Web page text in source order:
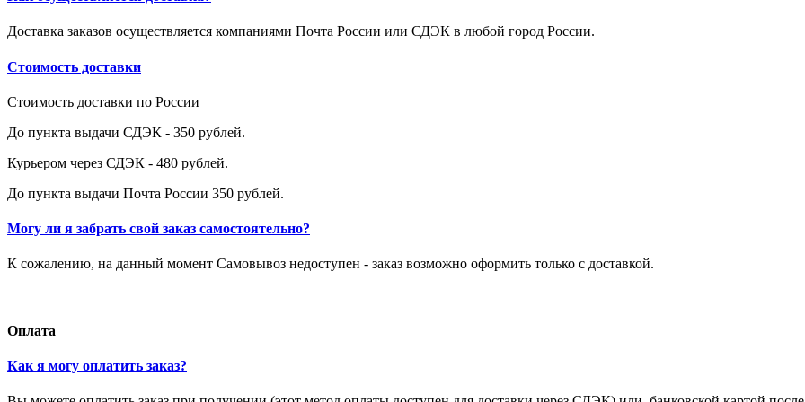
Доставка заказов осуществляется компаниями Почта России или СДЭК в любой город России.
Стоимость доставки
Стоимость доставки по России
До пункта выдачи СДЭК - 350 рублей.
Курьером через СДЭК - 480 рублей.
До пункта выдачи Почта России 350 рублей.
Могу ли я забрать свой заказ самостоятельно?
К сожалению, на данный момент Самовывоз недоступен - заказ возможно оформить только с доставкой.
Оплата
Как я могу оплатить заказ?